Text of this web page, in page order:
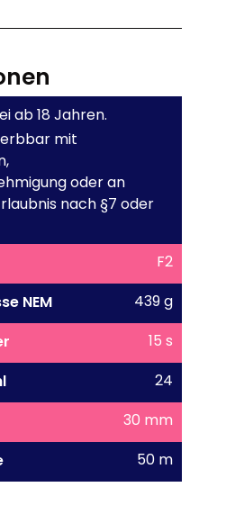
ab 18 Jahren.
mit
oder an
nach §7 oder
F2
NEM
439 g
15 s
24
30 mm
50 m